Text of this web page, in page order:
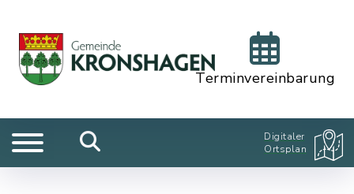
Terminvereinbarung
Digitaler
Ortsplan